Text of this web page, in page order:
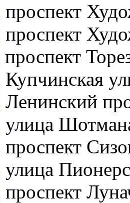
проспект
проспект
проспект
Купчинская
Ленинский
улица
проспект
улица
проспект